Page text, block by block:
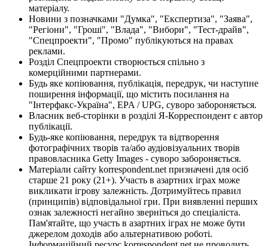
матеріалу.
Новини з позначками "Думка", "Експертиза", "Заява",
"Регіони", "Гроші", "Влада", "Вибори", "Тест-драйв",
"Спецпроекти", "Промо" публікуються на правах
реклами.
Розділ Спецпроекти створюється спільно з
комерційними партнерами.
Будь яке копіювання, публікація, передрук, чи наступне
поширення інформації, що містить посилання на
"Інтерфакс-Україна", EPA / UPG, суворо забороняється.
Власник веб-сторінки в розділі Я-Корреспондент є автор
публікації.
Будь-яке копіювання, передрук та відтворення
фотографічних творів та/або аудіовізуальних творів
правовласника Getty Images - суворо забороняється.
Матеріали сайту korrespondent.net призначені для осіб
старше 21 року (21+). Участь в азартних іграх може
викликати ігрову залежність. Дотримуйтесь правил
(принципів) відповідальної гри. При виявленні перших
ознак залежності негайно зверніться до спеціаліста.
Пам'ятайте, що участь в азартних іграх не може бути
джерелом доходів або альтернативою роботі.